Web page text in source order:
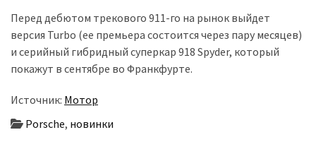
Перед дебютом трекового 911-го на рынок выйдет
версия Turbo (ее премьера состоится через пару месяцев)
и серийный гибридный суперкар 918 Spyder, который
покажут в сентябре во Франкфурте.
Источник: Мотор
Porsche, новинки